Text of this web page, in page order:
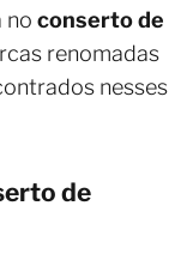
no conserto de
renomadas
nesses
de